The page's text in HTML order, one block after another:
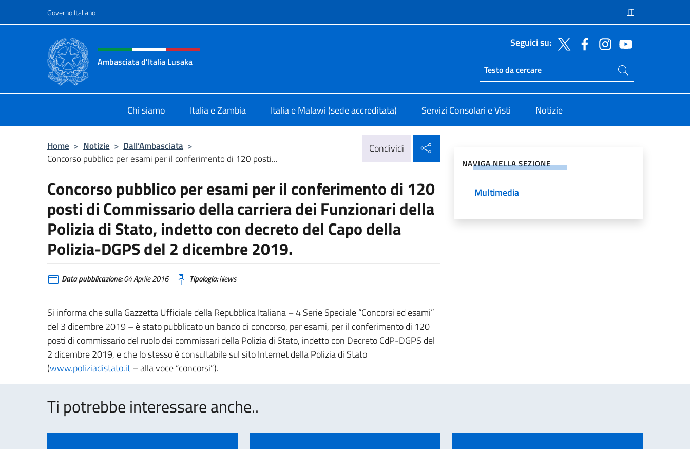
Governo Italiano IT
Intestazione sito, social e menù
Ambasciata d'Italia Lusaka
Seguici su:
Ricerca sito live
Cerca nel sito
Chi siamo Italia e Zambia Italia e Malawi (sede accreditata) Servizi Consolari e Visti Notizie
Home > Notizie > Dall’Ambasciata >
Concorso pubblico per esami per il conferimento di 120 posti...
Condividi
Concorso pubblico per esami per il conferimento di 120
posti di Commissario della carriera dei Funzionari della
Polizia di Stato, indetto con decreto del Capo della
Polizia-DGPS del 2 dicembre 2019.
Data pubblicazione:04 Aprile 2016 Tipologia:News
Si informa che sulla Gazzetta Ufficiale della Repubblica Italiana – 4 Serie Speciale “Concorsi ed esami”
del 3 dicembre 2019 – è stato pubblicato un bando di concorso, per esami, per il conferimento di 120
posti di commissario del ruolo dei commissari della Polizia di Stato, indetto con Decreto CdP-DGPS del
2 dicembre 2019, e che lo stesso è consultabile sul sito Internet della Polizia di Stato
(www.poliziadistato.it– alla voce “concorsi”).
NAVIGA NELLA SEZIONE
Multimedia
Ti potrebbe interessare anche..